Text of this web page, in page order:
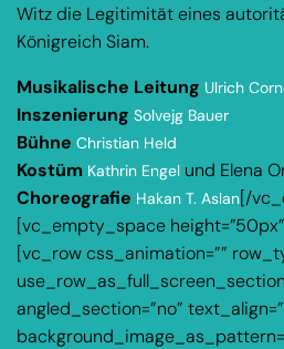
Witz die Legitimität eines
Königreich Siam.
Musikalische Leitung Ulrich
Inszenierung Solvejg Bauer
Bühne Christian Held
Kostüm Kathrin Engel und Elena
Choreografie Hakan T. Aslan[/
[vc_empty_space
[vc_row css_animation=””
angled_section=”no”